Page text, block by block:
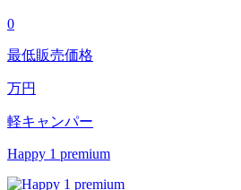
0
最低販売価格
万円
軽キャンパー
Happy 1 premium